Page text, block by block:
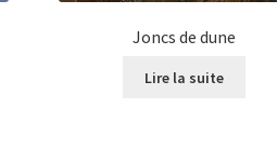
Joncs de dune
Lire la suite